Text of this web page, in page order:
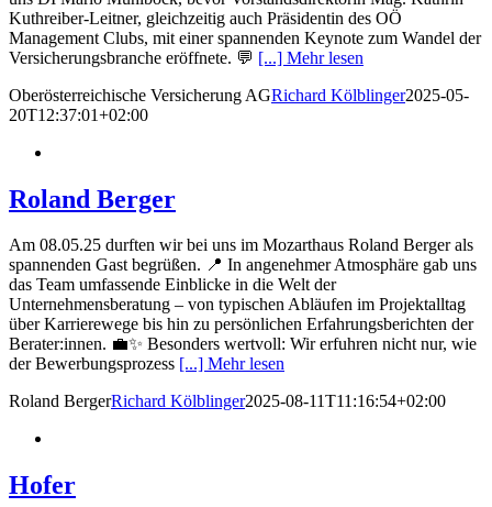
Kuthreiber-Leitner, gleichzeitig auch Präsidentin des OÖ
Management Clubs, mit einer spannenden Keynote zum Wandel der
Versicherungsbranche eröffnete. 💬 [...] Mehr lesen
Oberösterreichische Versicherung AGRichard Kölblinger2025-05-
20T12:37:01+02:00
Roland Berger
Am 08.05.25 durften wir bei uns im Mozarthaus Roland Berger als
spannenden Gast begrüßen. 📍 In angenehmer Atmosphäre gab uns
das Team umfassende Einblicke in die Welt der
Unternehmensberatung – von typischen Abläufen im Projektalltag
über Karrierewege bis hin zu persönlichen Erfahrungsberichten der
Berater:innen. 💼✨ Besonders wertvoll: Wir erfuhren nicht nur, wie
der Bewerbungsprozess [...] Mehr lesen
Roland BergerRichard Kölblinger2025-08-11T11:16:54+02:00
Hofer